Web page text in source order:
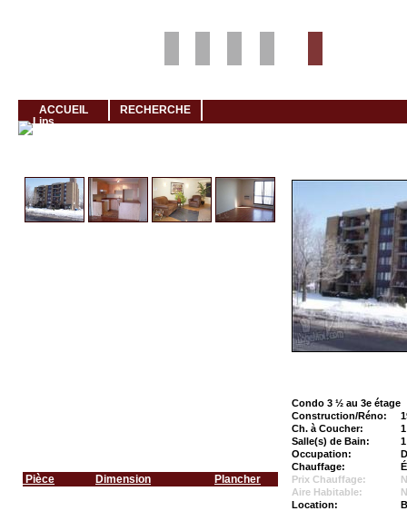
ACCUEIL RECHERCHE
Pièce Dimension Plancher
Condo 3 ½ au 3e étage
Construction/Réno:
Ch. à Coucher:
1
Salle(s) de Bain:
1
Occupation:
Chauffage:
Prix Chauffage:
Aire Habitable:
Location: